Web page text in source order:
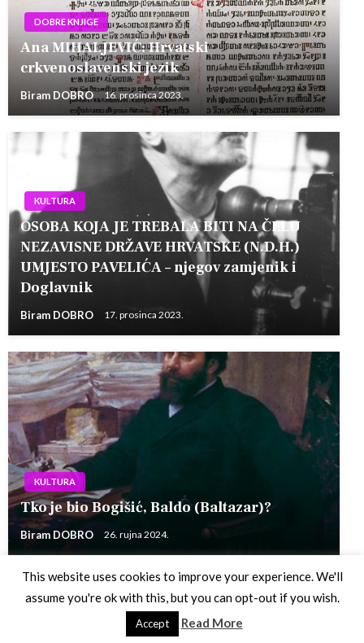
DOBRE KNJIGE
Ana MIHALJEVIĆ: Hrvatski
crkvenoslavenski jezik
Biram DOBRO 16. prosinca 2023.
KULTURA
OSOBA KOJA JE TREBALA BITI NA ČELU
NEZAVISNE DRŽAVE HRVATSKE (N.D.H.)
UMJESTO PAVELIĆA – njegov zamjenik i
Doglavnik
Biram DOBRO 17. prosinca 2023.
KULTURA
Tko je bio Bogišić, Baldo (Baltazar)?
Biram DOBRO 26. rujna 2024.
Theme by Silk Themes
This website uses cookies to improve your experience. We'll
assume you're ok with this, but you can opt-out if you wish.
Accept Read More